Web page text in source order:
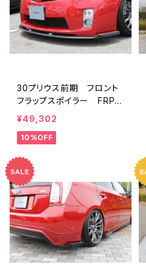
30プリウス前期 フロント
フラップスポイラー FRP
ミネルバVer.GT
¥49,302
10%OFF